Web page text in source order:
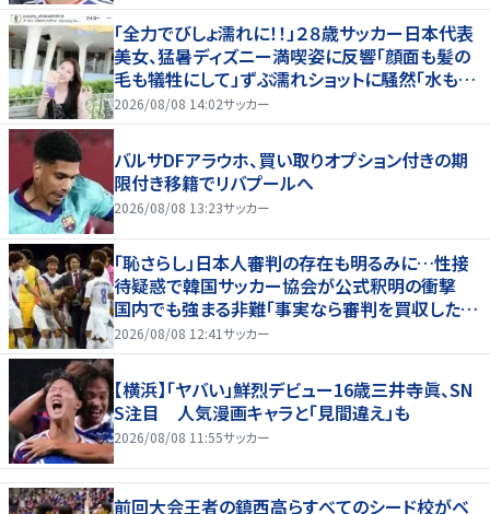
「全力でびしょ濡れに！！」２８歳サッカー日本代表
美女、猛暑ディズニー満喫姿に反響「顔面も髪の
毛も犠牲にして」ずぶ濡れショットに騒然「水も滴
る」「女優さんかと」
2026/08/08 14:02サッカー
バルサDFアラウホ、買い取りオプション付きの期
限付き移籍でリバプールへ
2026/08/08 13:23サッカー
「恥さらし」日本人審判の存在も明るみに…性接
待疑惑で韓国サッカー協会が公式釈明の衝撃
国内でも強まる非難「事実なら審判を買収したこ
とになる」
2026/08/08 12:41サッカー
【横浜】「ヤバい」鮮烈デビュー16歳三井寺眞、SN
S注目 人気漫画キャラと「見間違え」も
2026/08/08 11:55サッカー
前回大会王者の鎮西高らすべてのシード校がベ